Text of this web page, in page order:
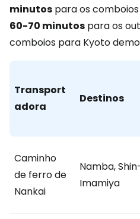
minutos para os
60-70 minutos para os
comboios para Kyoto
Transport
adora
Destinos
Caminho
de ferro de
Nankai
Namba,
Imamiya